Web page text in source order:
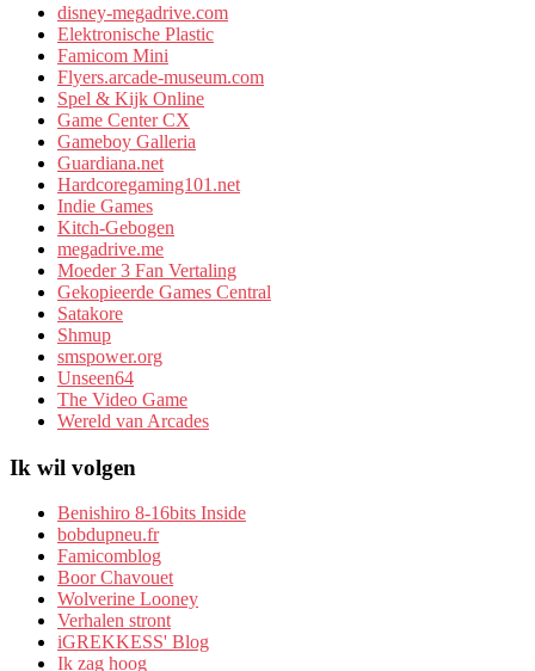
disney-megadrive.com
Elektronische Plastic
Famicom Mini
Flyers.arcade-museum.com
Spel & Kijk Online
Game Center CX
Gameboy Galleria
Guardiana.net
Hardcoregaming101.net
Indie Games
Kitch-Gebogen
megadrive.me
Moeder 3 Fan Vertaling
Gekopieerde Games Central
Satakore
Shmup
smspower.org
Unseen64
The Video Game
Wereld van Arcades
Ik wil volgen
Benishiro 8-16bits Inside
bobdupneu.fr
Famicomblog
Boor Chavouet
Wolverine Looney
Verhalen stront
iGREKKESS' Blog
Ik zag hoog